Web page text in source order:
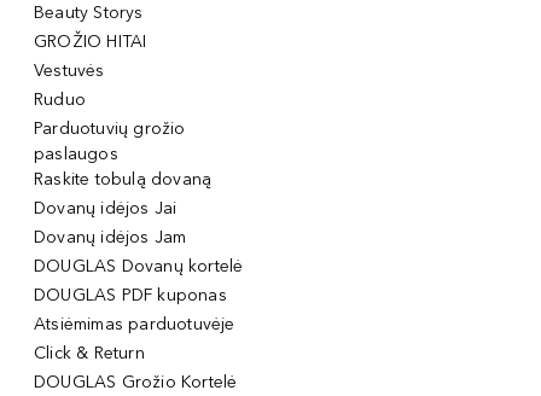
Beauty Storys
GROŽIO HITAI
Vestuvės
Ruduo
Parduotuvių grožio
paslaugos
Raskite tobulą dovaną
Dovanų idėjos Jai
Dovanų idėjos Jam
DOUGLAS Dovanų kortelė
DOUGLAS PDF kuponas
Atsiėmimas parduotuvėje
Click & Return
DOUGLAS Grožio Kortelė